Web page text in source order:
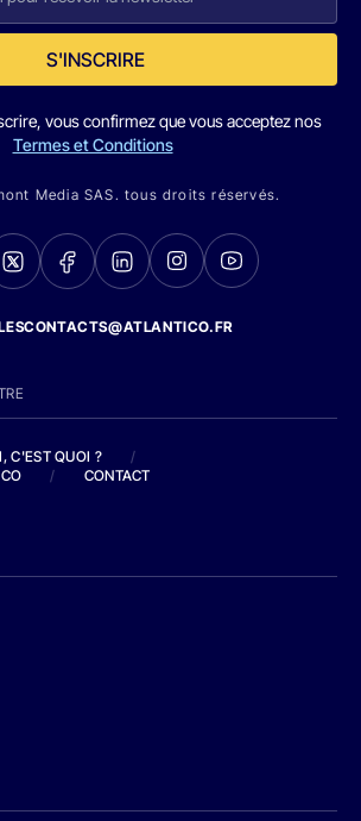
S'INSCRIRE
vous confirmez que vous acceptez nos
Termes et Conditions
Media SAS. tous droits réservés.
C'EST QUOI ?
/
/ CONTACT